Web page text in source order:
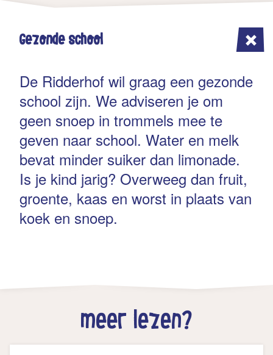
Gezonde school
De Ridderhof wil graag een gezonde
school zijn. We adviseren je om
geen snoep in trommels mee te
geven naar school. Water en melk
bevat minder suiker dan limonade.
Is je kind jarig? Overweeg dan fruit,
groente, kaas en worst in plaats van
koek en snoep.
meer lezen?